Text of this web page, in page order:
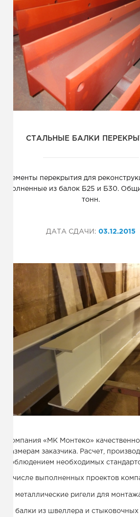
СТАЛЬНЫЕ БАЛКИ
Элементы перекрытия для
выполненные из балок Б25 и Б30.
тонн.
ДАТА СДАЧИ:03.12.2015
Компания «МК Монтеко»
размерам заказчика. Расчет,
соблюдением необходимых
В числе выполненных проектов
металлические ригели для
балки из швеллера и стыковочных